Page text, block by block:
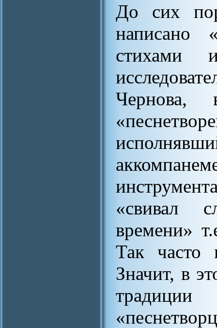
До сих
написано
стихами
Чернова,
«свивал
времени»
Так часто
Значит, в